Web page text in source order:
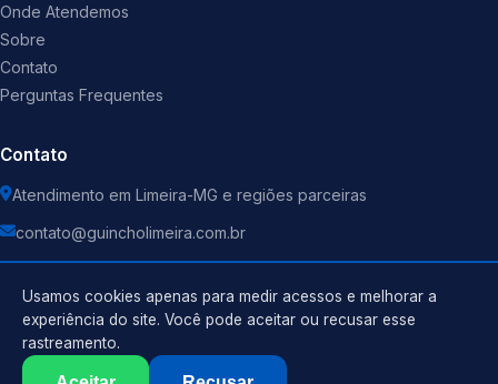
Onde Atendemos
Sobre
Contato
Perguntas Frequentes
Contato
Atendimento em Limeira-MG e regiões parceiras
contato@guincholimeira.com.br
Guincho . Todos os direitos reservados.
Usamos cookies apenas para medir acessos e melhorar a
experiência do site. Você pode aceitar ou recusar esse
rastreamento.